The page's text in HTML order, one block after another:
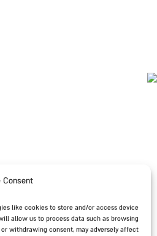
Consent
like cookies to store and/or access device
allow us to process data such as browsing
withdrawing consent, may adversely affect